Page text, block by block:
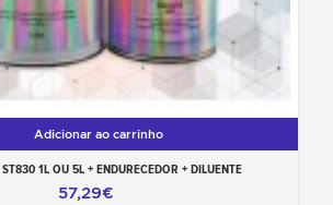
Adicionar ao carrinho
1L OU 5L + ENDURECEDOR + DILUENTE
57,29€